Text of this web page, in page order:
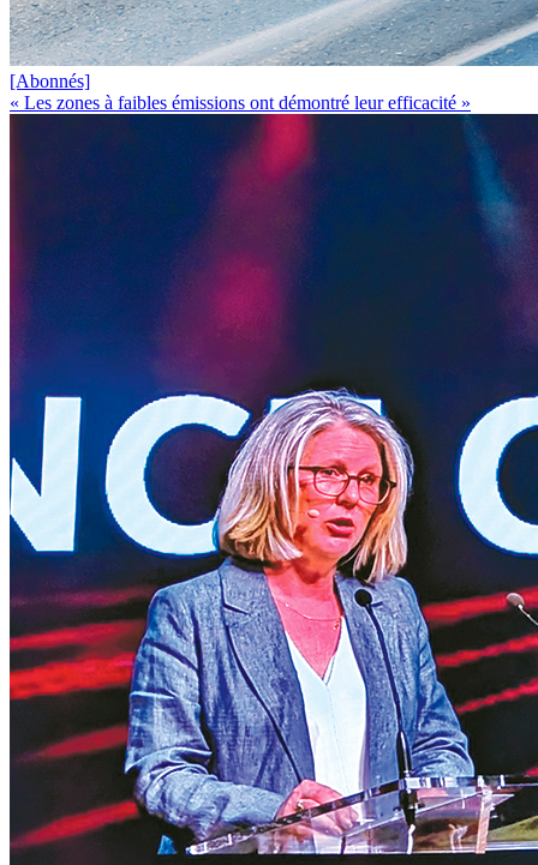
[Abonnés]
« Les zones à faibles émissions ont démontré leur efficacité »